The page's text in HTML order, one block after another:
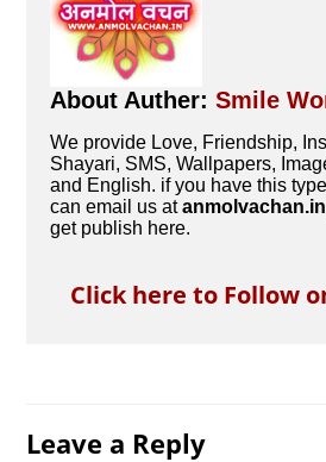
About Auther:Smile
We provide Love, Friendship,
Shayari, SMS, Wallpapers,
and English. if you have this
can email us at
get publish here.
Click here to Follow
Leave a Reply